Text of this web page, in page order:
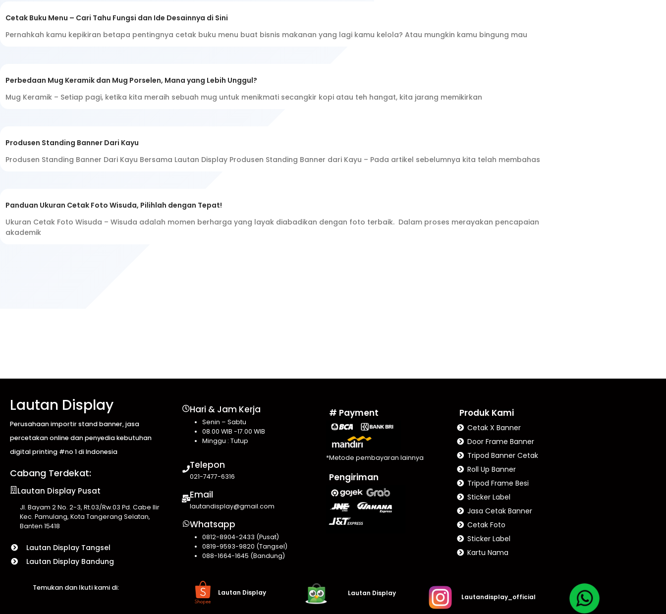
Cetak Buku Menu – Cari Tahu Fungsi dan Ide Desainnya di Sini
Pernahkah kamu kepikiran betapa pentingnya cetak buku menu buat bisnis makanan yang lagi kamu kelola? Atau mungkin kamu bingung mau
Perbedaan Mug Keramik dan Mug Porselen, Mana yang Lebih Unggul?
Mug Keramik – Setiap pagi, ketika kita meraih sebuah mug untuk menikmati secangkir kopi atau teh hangat, kita jarang memikirkan
Produsen Standing Banner Dari Kayu
Produsen Standing Banner Dari Kayu Bersama Lautan Display Produsen Standing Banner dari Kayu – Pada artikel sebelumnya kita telah membahas
Panduan Ukuran Cetak Foto Wisuda, Pilihlah dengan Tepat!
Ukuran Cetak Foto Wisuda – Wisuda adalah momen berharga yang layak diabadikan dengan foto terbaik. Dalam proses merayakan pencapaian
akademik
Lautan Display
Perusahaan importir stand banner, jasa
percetakan online dan penyedia kebutuhan
digital printing #no 1 di Indonesia
Cabang Terdekat:
Lautan Display Pusat
Jl. Bayam 2 No. 2-3, Rt.03/Rw.03 Pd. Cabe Ilir
Kec. Pamulang, Kota Tangerang Selatan,
Banten 15418
Lautan Display Tangsel
Lautan Display Bandung
Hari & Jam Kerja
Senin – Sabtu
08.00 WIB -17.00 WIB
Minggu : Tutup
Telepon
021-7477-6316
Email
lautandisplay@gmail.com
Whatsapp
0812-8904-2433 (Pusat)
0819-9593-9820 (Tangsel)
088-1664-1645 (Bandung)
# Payment
*Metode pembayaran lainnya
Pengiriman
Produk Kami
Cetak X Banner
Door Frame Banner
Tripod Banner Cetak
Roll Up Banner
Tripod Frame Besi
Sticker Label
Jasa Cetak Banner
Cetak Foto
Sticker Label
Kartu Nama
Temukan dan Ikuti kami di:
Lautan Display Lautan Display
Lautandisplay_official